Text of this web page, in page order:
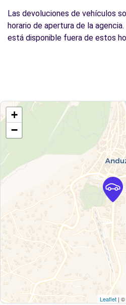
Las devoluciones de vehículos
horario de apertura de la
está disponible fuera de estos
+
−
Leaflet | ©